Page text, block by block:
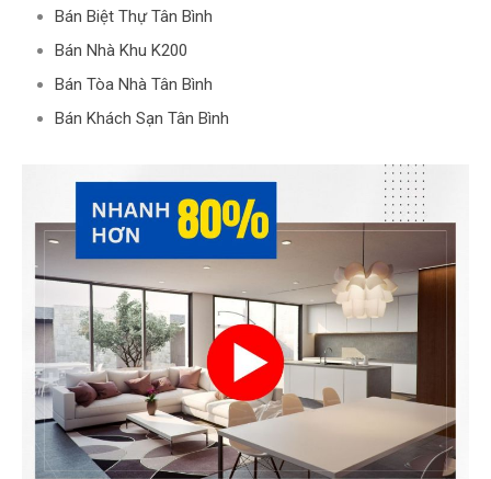
Bán Biệt Thự Tân Bình
Bán Nhà Khu K200
Bán Tòa Nhà Tân Bình
Bán Khách Sạn Tân Bình